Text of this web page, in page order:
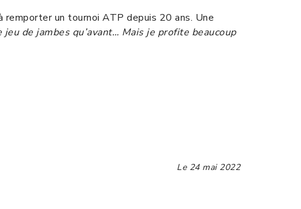
un tournoi ATP depuis 20 ans. Une
de jambes qu’avant… Mais je profite beaucoup
Le 24 mai 2022